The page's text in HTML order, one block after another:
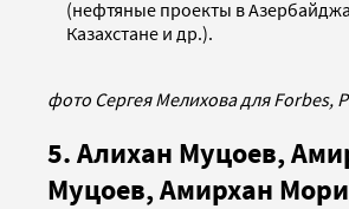
(нефтяные проекты в
Казахстане и др.).
фото Сергея Мелихова для Forbes,
5. Алихан Муцоев,
Муцоев, Амирхан Мори